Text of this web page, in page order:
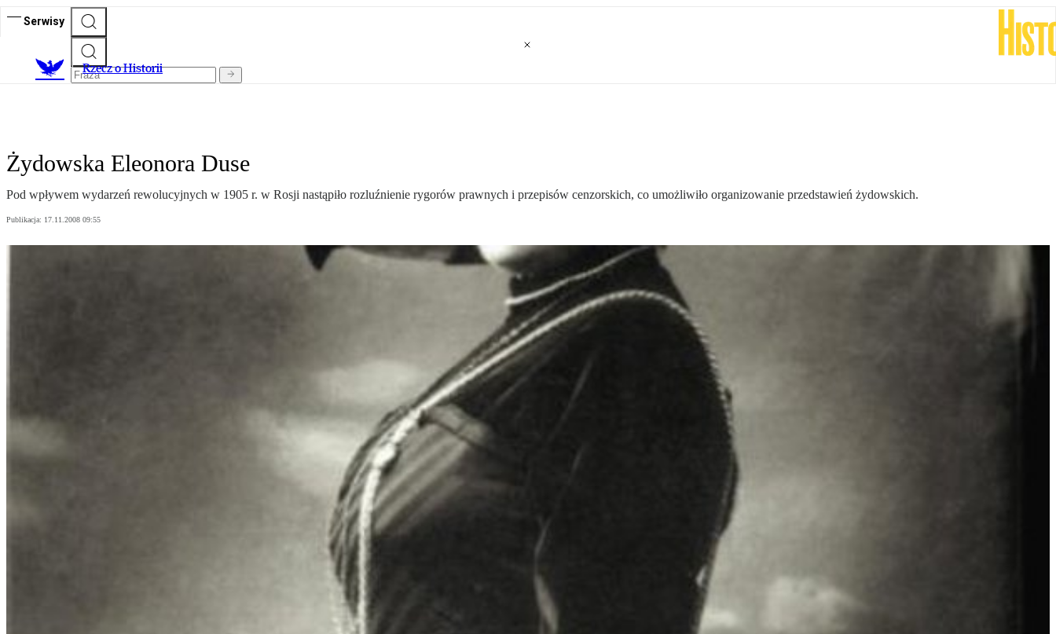
Serwisy
Rzecz o Historii
Żydowska Eleonora Duse
Pod wpływem wydarzeń rewolucyjnych w 1905 r. w Rosji nastąpiło rozluźnienie rygorów prawnych i przepisów cenzorskich, co umożliwiło organizowanie przedstawień żydowskich.
Publikacja: 17.11.2008 09:55